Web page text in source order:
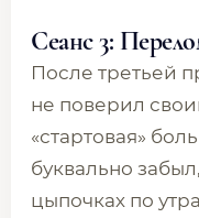
Сеанс 3:
После третьей
не поверил
«стартовая»
буквально
цыпочках по